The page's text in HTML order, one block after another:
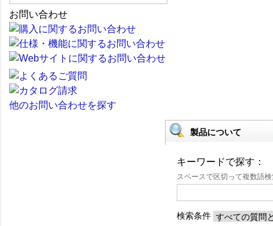
お問い合わせ
他のお問い合わせを探す
製品について
キーワードで探す：
スペースで区切って複数語
検索条件